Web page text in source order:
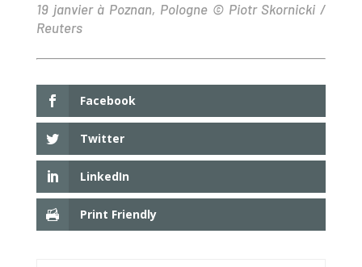
19 janvier à Poznan, Pologne © Piotr Skornicki /
Reuters
Facebook
Twitter
LinkedIn
Print Friendly